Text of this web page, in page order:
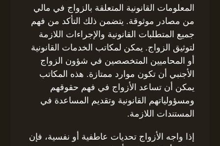
المعلومات القانونية المتعلقة بالزواج في مالي
من مصادر موثوقة. يتضمن ذلك التأكد من فهم
جميع المتطلبات القانونية والإجراءات اللازمة
لتوثيق الزواج. يمكن لمكاتب الخدمات القانونية
أو المحاميين المتخصصين في شؤون الزواج
الأجنبي أن تكون موارد ممتازة. هذه المكاتب
يمكن أن تساعد الأزواج في فهم حقوقهم
ومسؤولياتهم القانونية وتقديم المساعدة في
المستندات اللازمة.
إذا واجه الأزواج تحديات عاطفية أو نفسية، فإن